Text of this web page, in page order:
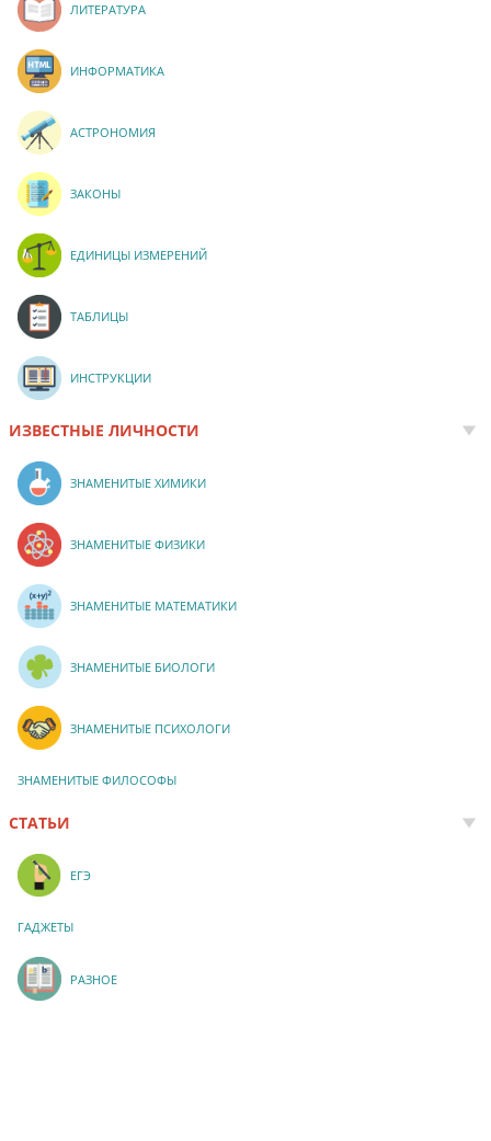
ЛИТЕРАТУРА
ИНФОРМАТИКА
АСТРОНОМИЯ
ЗАКОНЫ
ЕДИНИЦЫ ИЗМЕРЕНИЙ
ТАБЛИЦЫ
ИНСТРУКЦИИ
ИЗВЕСТНЫЕ ЛИЧНОСТИ
ЗНАМЕНИТЫЕ ХИМИКИ
ЗНАМЕНИТЫЕ ФИЗИКИ
ЗНАМЕНИТЫЕ МАТЕМАТИКИ
ЗНАМЕНИТЫЕ БИОЛОГИ
ЗНАМЕНИТЫЕ ПСИХОЛОГИ
ЗНАМЕНИТЫЕ ФИЛОСОФЫ
СТАТЬИ
ЕГЭ
ГАДЖЕТЫ
РАЗНОЕ